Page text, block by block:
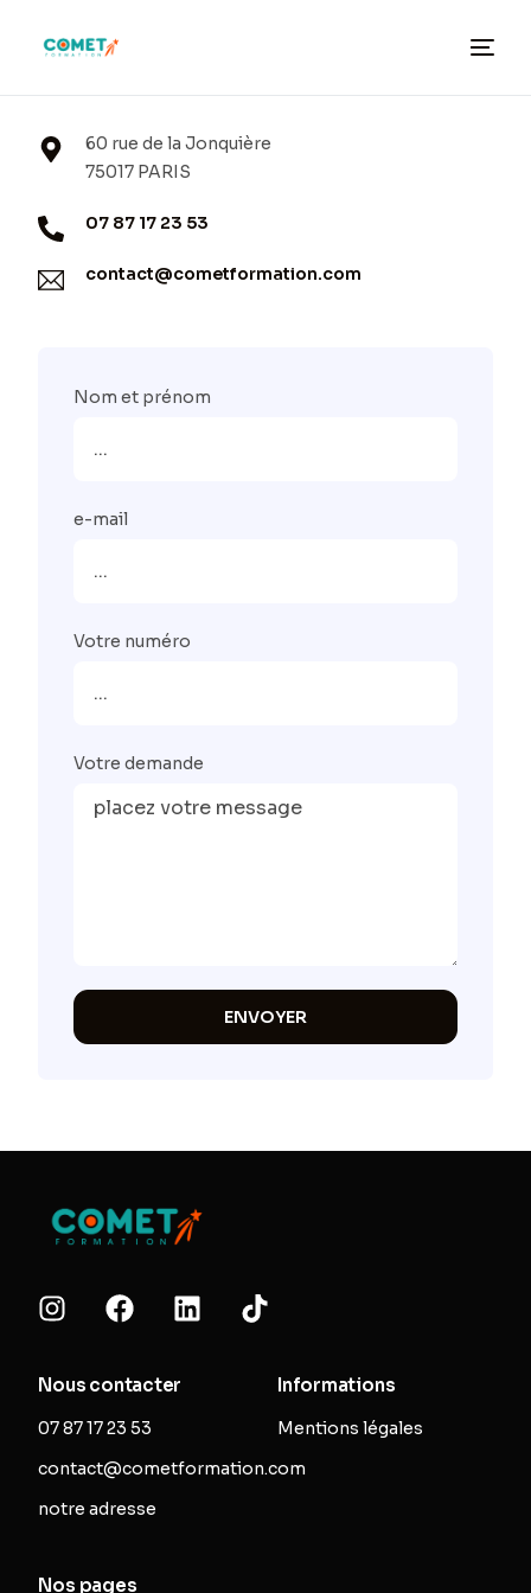
60 rue de la Jonquière
75017 PARIS
07 87 17 23 53
contact@cometformation.com
Nom et prénom
e-mail
Votre numéro
Votre demande
ENVOYER
Nous contacter
07 87 17 23 53
contact@cometformation.com
notre adresse
Informations
Mentions légales
Nos pages